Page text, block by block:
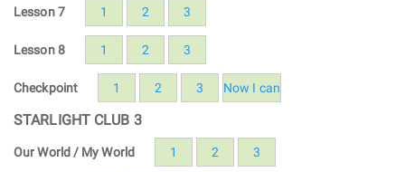
Lesson 7 1 2 3
Lesson 8 1 2 3
Checkpoint 1 2 3 Now I can
STARLIGHT CLUB 3
Our World / My World 1 2 3